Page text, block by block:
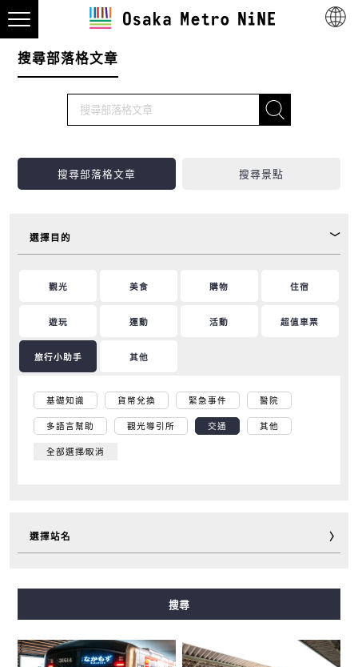
搜尋部落格文章
搜尋部落格文章 搜尋景點
選擇目的
觀光 美食 購物 住宿
遊玩 運動 活動 超值車票
旅行小助手 其他
基礎知識 貨幣兌換 緊急事件 醫院
多語言幫助 觀光導引所 交通 其他
全部選擇∕取消
選擇站名
搜尋